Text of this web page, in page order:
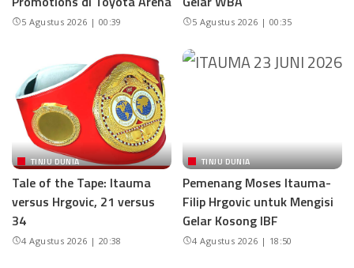
5 Agustus 2026 | 00:39 5 Agustus 2026 | 00:35
TINJU DUNIA
Tale of the Tape: Itauma
versus Hrgovic, 21 versus
34
4 Agustus 2026 | 20:38
TINJU DUNIA
Pemenang Moses Itauma-
Filip Hrgovic untuk Mengisi
Gelar Kosong IBF
4 Agustus 2026 | 18:50